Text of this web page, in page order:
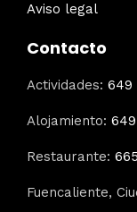
Aviso legal
Contacto
Actividades: 649
Alojamiento:
Restaurante:
Fuencaliente,